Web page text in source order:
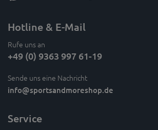
Hotline & E-Mail
Rufe uns an
+49 (0) 9363 997 61-19
Sende uns eine Nachricht
info@sportsandmoreshop.de
Service